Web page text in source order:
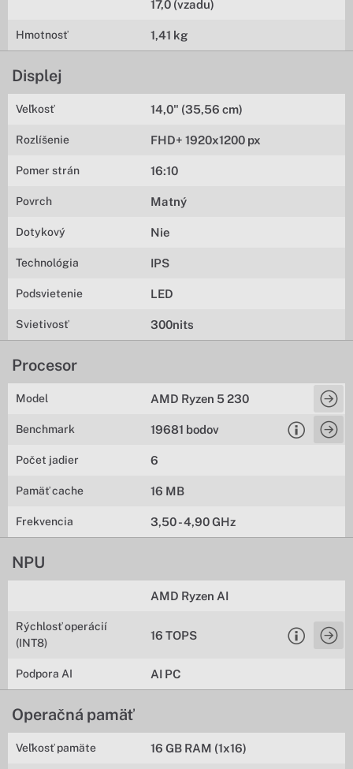
17,0 (vzadu)
Hmotnosť 1,41 kg
Displej
Veľkosť 14,0" (35,56 cm)
Rozlíšenie FHD+ 1920x1200 px
Pomer strán 16:10
Povrch Matný
Dotykový Nie
Technológia IPS
Podsvietenie LED
Svietivosť 300nits
Procesor
Model AMD Ryzen 5 230
Benchmark 19681 bodov
Počet jadier 6
Pamäť cache 16 MB
Frekvencia 3,50 - 4,90 GHz
NPU
AMD Ryzen AI
Rýchlosť operácií
(INT8)
16 TOPS
Podpora AI AI PC
Operačná pamäť
Veľkosť pamäte 16 GB RAM (1x16)